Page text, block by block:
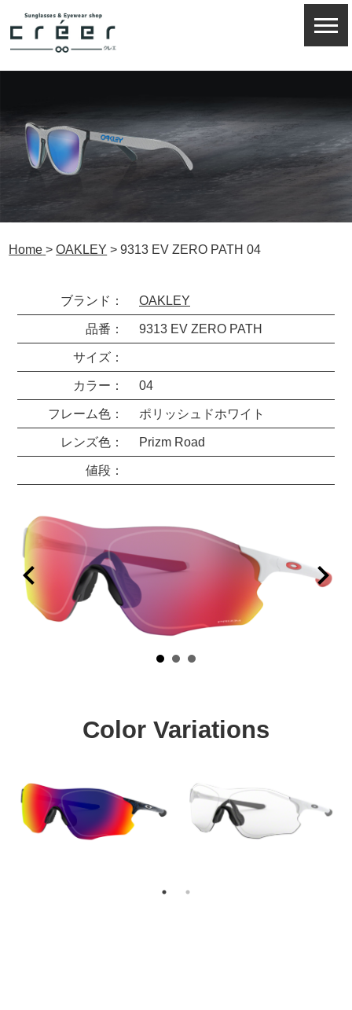
Home >OAKLEY >9313 EV ZERO PATH 04
ブランド： OAKLEY
品番： 9313 EV ZERO PATH
サイズ：
カラー： 04
フレーム色： ポリッシュドホワイト
レンズ色： Prizm Road
値段：
Color Variations